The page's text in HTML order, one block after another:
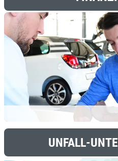
UNFALL-